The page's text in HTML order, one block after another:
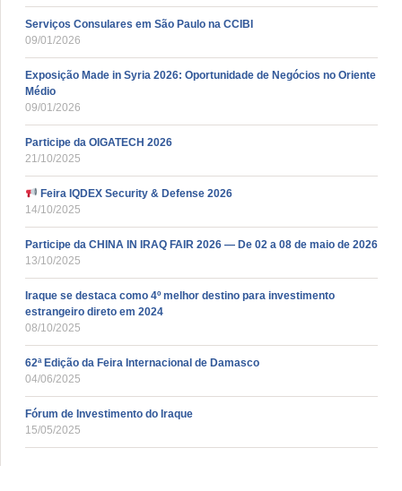
Serviços Consulares em São Paulo na CCIBI
09/01/2026
Exposição Made in Syria 2026: Oportunidade de Negócios no Oriente
Médio
09/01/2026
Participe da OIGATECH 2026
21/10/2025
Feira IQDEX Security & Defense 2026
14/10/2025
Participe da CHINA IN IRAQ FAIR 2026 — De 02 a 08 de maio de 2026
13/10/2025
Iraque se destaca como 4º melhor destino para investimento
estrangeiro direto em 2024
08/10/2025
62ª Edição da Feira Internacional de Damasco
04/06/2025
Fórum de Investimento do Iraque
15/05/2025